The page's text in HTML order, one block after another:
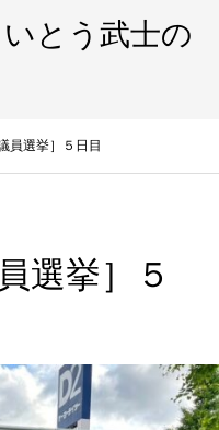
とう武士の
員選挙］５日目
選挙］５